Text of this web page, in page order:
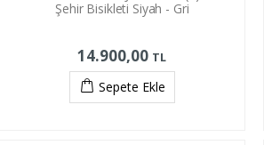
Şehir Bisikleti Siyah - Gri
14.900,00 TL
Sepete Ekle